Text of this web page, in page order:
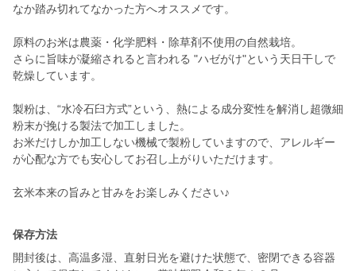
なか踏み切れてなかった方へオススメです。
原料のお米は農薬・化学肥料・除草剤不使用の自然栽培。
さらに旨味が凝縮されると言われる "ハゼがけ"という天日干しで
乾燥しています。
製粉は、“水冷石臼方式”という、熱による成分変性を解消し超微細
粉末が挽ける製法で加工しました。
お米だけしか加工しない機械で製粉していますので、アレルギー
が心配な方でも安心してお召し上がりいただけます。
玄米本来の旨みと甘みをお楽しみください♪
保存方法
開封後は、高温多湿、直射日光を避けた状態で、密閉できる容器